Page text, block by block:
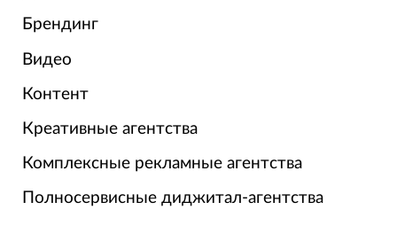
Брендинг
Видео
Контент
Креативные агентства
Комплексные рекламные агентства
Полносервисные диджитал-агентства